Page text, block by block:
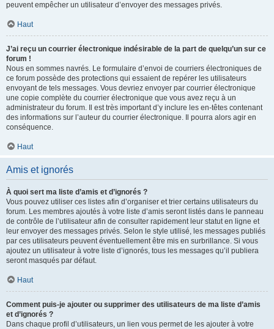
peuvent empêcher un utilisateur d’envoyer des messages privés.
Haut
J’ai reçu un courrier électronique indésirable de la part de quelqu’un sur ce
forum !
Nous en sommes navrés. Le formulaire d’envoi de courriers électroniques de
ce forum possède des protections qui essaient de repérer les utilisateurs
envoyant de tels messages. Vous devriez envoyer par courrier électronique
une copie complète du courrier électronique que vous avez reçu à un
administrateur du forum. Il est très important d’y inclure les en-têtes contenant
des informations sur l’auteur du courrier électronique. Il pourra alors agir en
conséquence.
Haut
Amis et ignorés
À quoi sert ma liste d’amis et d’ignorés ?
Vous pouvez utiliser ces listes afin d’organiser et trier certains utilisateurs du
forum. Les membres ajoutés à votre liste d’amis seront listés dans le panneau
de contrôle de l’utilisateur afin de consulter rapidement leur statut en ligne et
leur envoyer des messages privés. Selon le style utilisé, les messages publiés
par ces utilisateurs peuvent éventuellement être mis en surbrillance. Si vous
ajoutez un utilisateur à votre liste d’ignorés, tous les messages qu’il publiera
seront masqués par défaut.
Haut
Comment puis-je ajouter ou supprimer des utilisateurs de ma liste d’amis
et d’ignorés ?
Dans chaque profil d’utilisateurs, un lien vous permet de les ajouter à votre